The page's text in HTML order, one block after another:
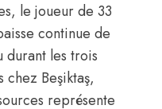
le joueur de 33
continue de
durant les trois
chez Beşiktaş,
représente